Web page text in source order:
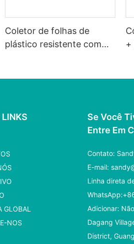
Coletor de folhas de
plástico resistente com
+
GLOBAL
NOS
Se Você
Entre Em
Contato:
E-mail:
Linha direta
Adicionar:
Dagang
District,